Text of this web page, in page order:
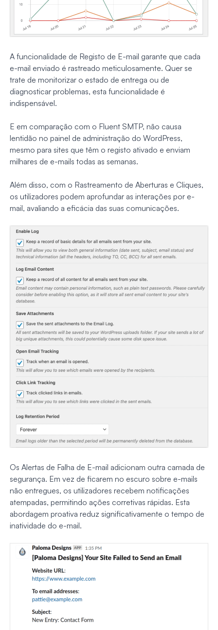
A funcionalidade de Registo de E-mail garante que cada
e-mail enviado é rastreado meticulosamente. Quer se
trate de monitorizar o estado de entrega ou de
diagnosticar problemas, esta funcionalidade é
indispensável.
E em comparação com o Fluent SMTP, não causa
lentidão no painel de administração do WordPress,
mesmo para sites que têm o registo ativado e enviam
milhares de e-mails todas as semanas.
Além disso, com o Rastreamento de Aberturas e Cliques,
os utilizadores podem aprofundar as interações por e-
mail, avaliando a eficácia das suas comunicações.
Os Alertas de Falha de E-mail adicionam outra camada de
segurança. Em vez de ficarem no escuro sobre e-mails
não entregues, os utilizadores recebem notificações
atempadas, permitindo ações corretivas rápidas. Esta
abordagem proativa reduz significativamente o tempo de
inatividade do e-mail.